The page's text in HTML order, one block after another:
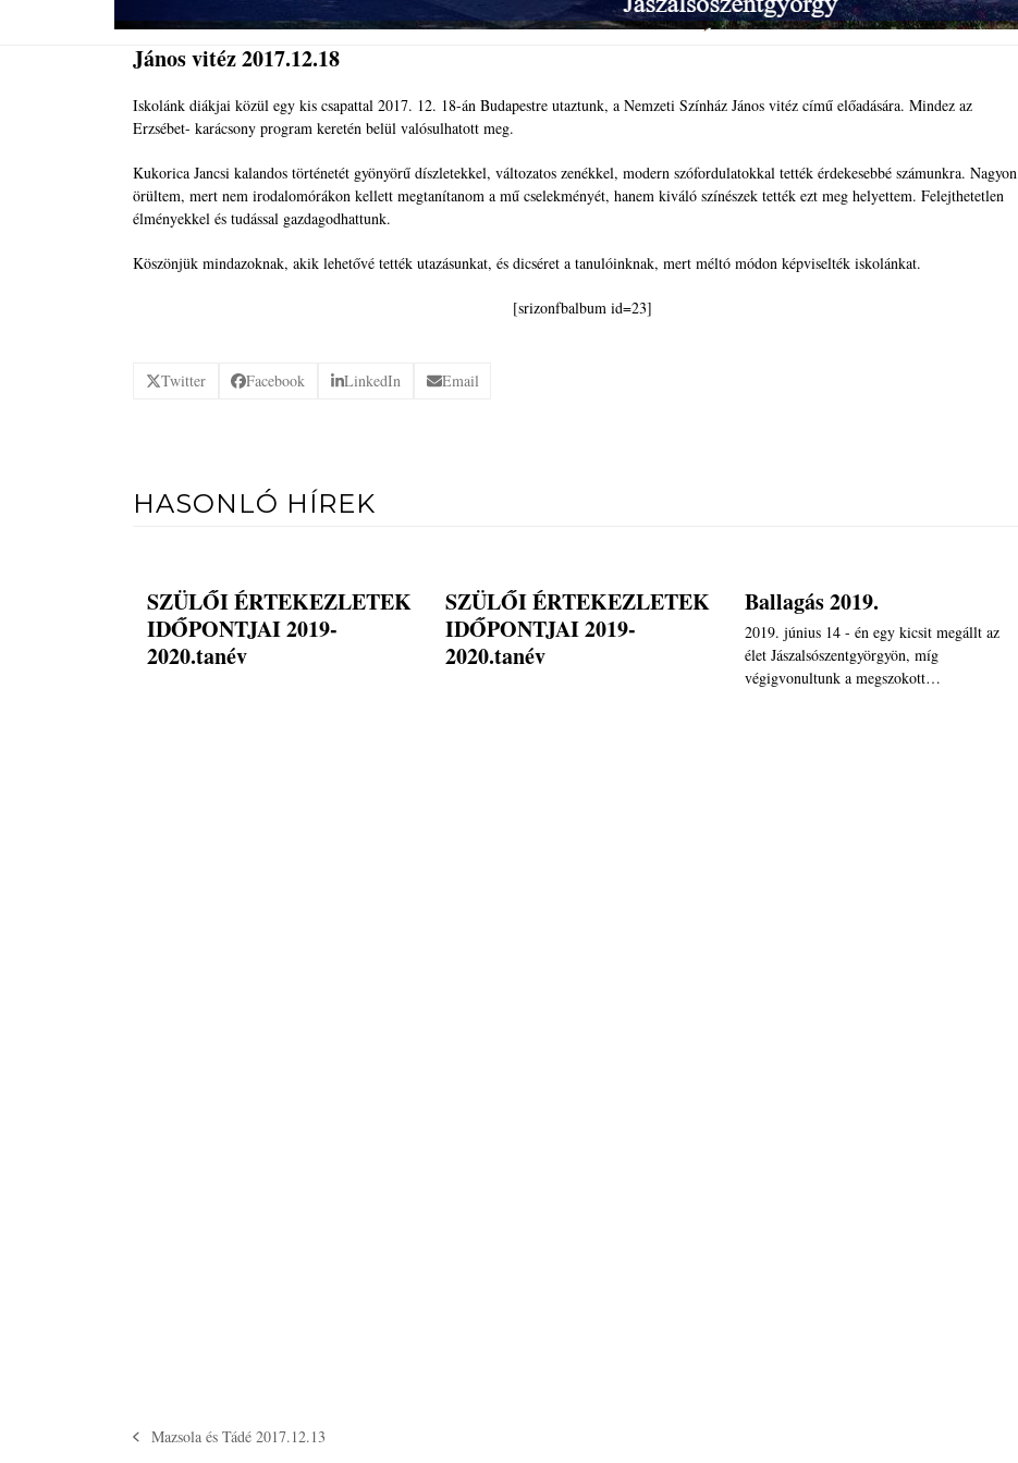
János vitéz 2017.12.18
Iskolánk diákjai közül egy kis csapattal 2017. 12. 18-án Budapestre utaztunk, a Nemzeti Színház János vitéz című előadására. Mindez az
Erzsébet- karácsony program keretén belül valósulhatott meg.
Kukorica Jancsi kalandos történetét gyönyörű díszletekkel, változatos zenékkel, modern szófordulatokkal tették érdekesebbé számunkra. Nagyon
örültem, mert nem irodalomórákon kellett megtanítanom a mű cselekményét, hanem kiváló színészek tették ezt meg helyettem. Felejthetetlen
élményekkel és tudással gazdagodhattunk.
Köszönjük mindazoknak, akik lehetővé tették utazásunkat, és dicséret a tanulóinknak, mert méltó módon képviselték iskolánkat.
[srizonfbalbum id=23]
Twitter Facebook LinkedIn Email
HASONLÓ HÍREK
SZÜLŐI ÉRTEKEZLETEK
IDŐPONTJAI 2019-
2020.tanév
SZÜLŐI ÉRTEKEZLETEK
IDŐPONTJAI 2019-
2020.tanév
Ballagás 2019.
2019. június 14 - én egy kicsit megállt az
élet Jászalsószentgyörgyön, míg
végigvonultunk a megszokott…
previous
Mazsola és Tádé 2017.12.13